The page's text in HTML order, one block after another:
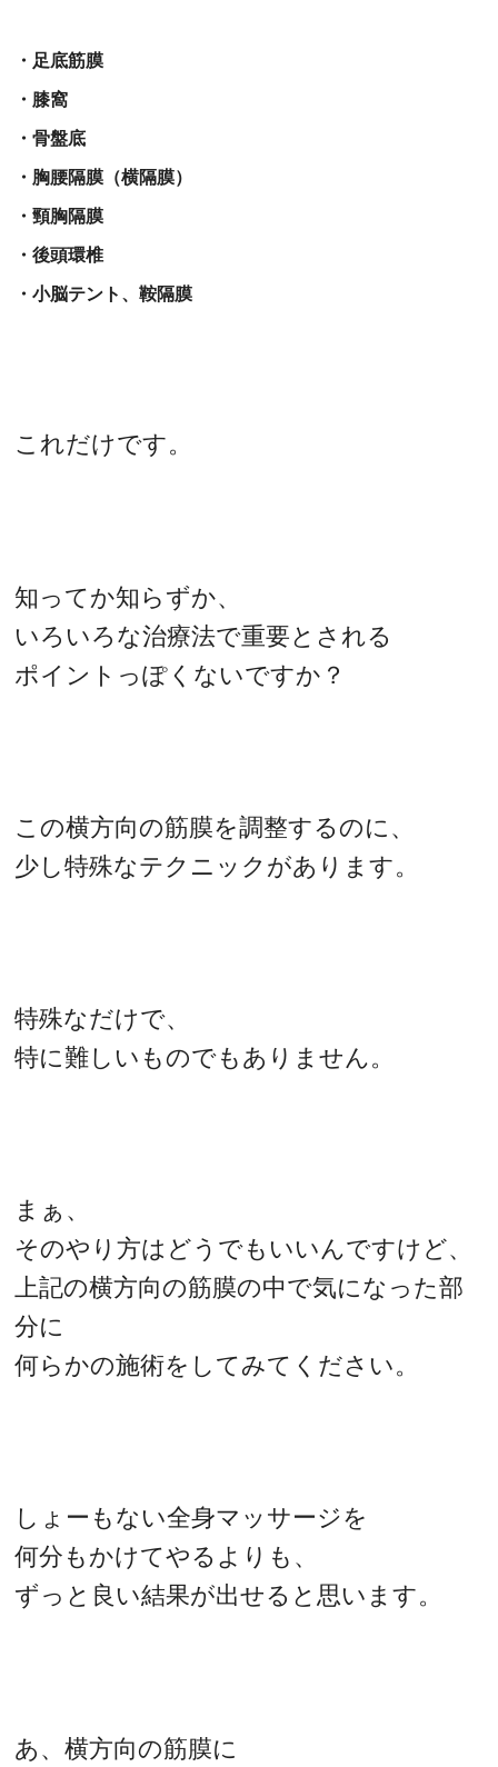
・足底筋膜
・膝窩
・骨盤底
・胸腰隔膜（横隔膜）
・頸胸隔膜
・後頭環椎
・小脳テント、鞍隔膜
これだけです。
知ってか知らずか、
いろいろな治療法で重要とされる
ポイントっぽくないですか？
この横方向の筋膜を調整するのに、
少し特殊なテクニックがあります。
特殊なだけで、
特に難しいものでもありません。
まぁ、
そのやり方はどうでもいいんですけど、
上記の横方向の筋膜の中で気になった部
分に
何らかの施術をしてみてください。
しょーもない全身マッサージを
何分もかけてやるよりも、
ずっと良い結果が出せると思います。
あ、横方向の筋膜に